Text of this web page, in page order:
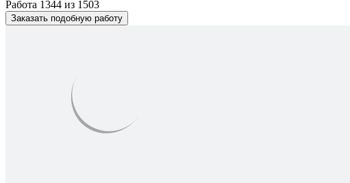
Работа 1344 из 1503
Заказать подобную работу